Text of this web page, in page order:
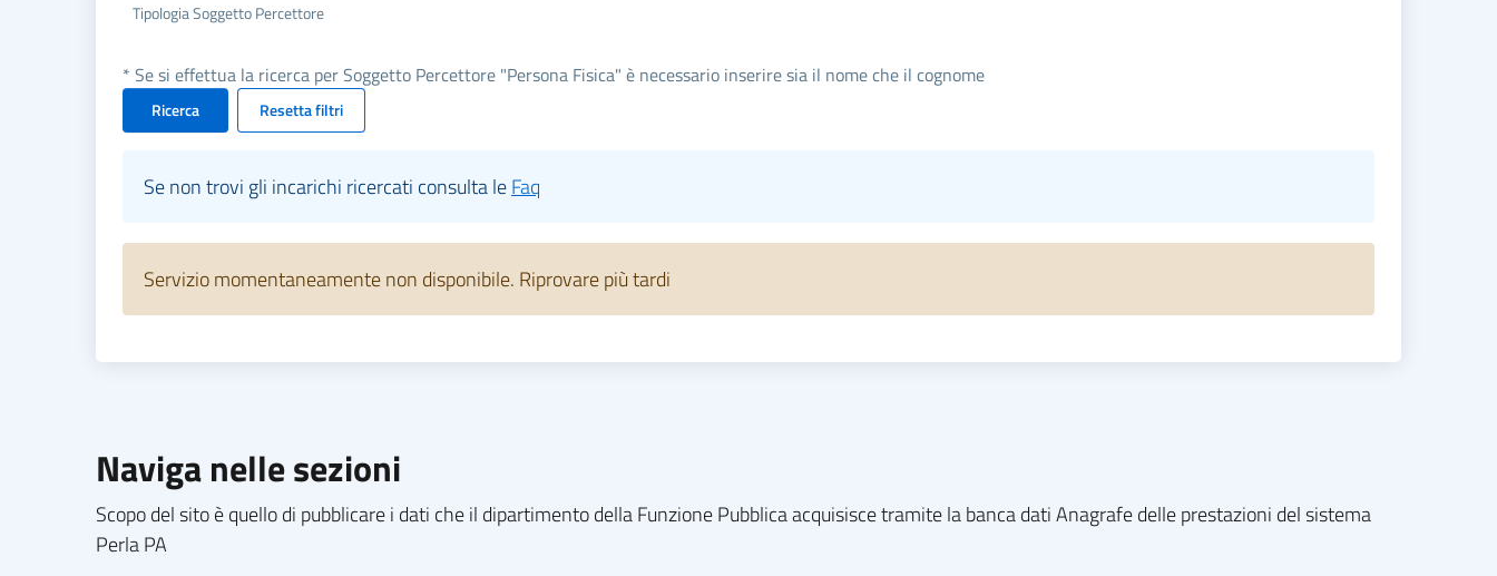
Tipologia Soggetto Percettore
* Se si effettua la ricerca per Soggetto Percettore "Persona Fisica" è necessario inserire sia il nome che il cognome
Ricerca Resetta filtri
Se non trovi gli incarichi ricercati consulta leFaq
Servizio momentaneamente non disponibile. Riprovare più tardi
Naviga nelle sezioni
Scopo del sito è quello di pubblicare i dati che il dipartimento della Funzione Pubblica acquisisce tramite la banca dati Anagrafe delle prestazioni del sistema
Perla PA